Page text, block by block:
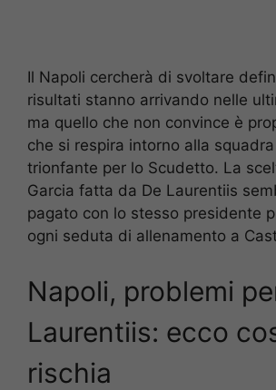
Il Napoli cercherà di svoltare
risultati stanno arrivando nelle
ma quello che non convince è
che si respira intorno alla squadra
trionfante per lo Scudetto. La
Garcia fatta da De Laurentiis
pagato con lo stesso presidente
ogni seduta di allenamento a
Napoli, problemi
Laurentiis: ecco
rischia